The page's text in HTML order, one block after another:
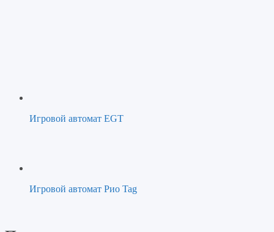
Игровой автомат EGT
Игровой автомат Рио Tag